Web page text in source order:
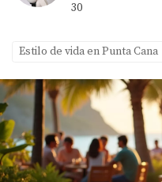
30
Estilo de vida en Punta Cana